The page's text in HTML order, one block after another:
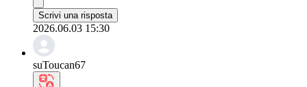
Scrivi una risposta
2026.06.03 15:30
suToucan67